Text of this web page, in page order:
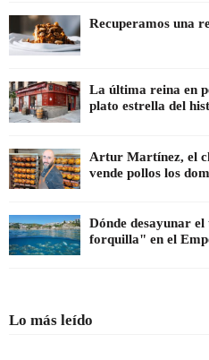
Recuperamos una
La última reina en
plato estrella del
Artur Martínez, el
vende pollos los
Dónde desayunar
forquilla" en el
Lo más leído